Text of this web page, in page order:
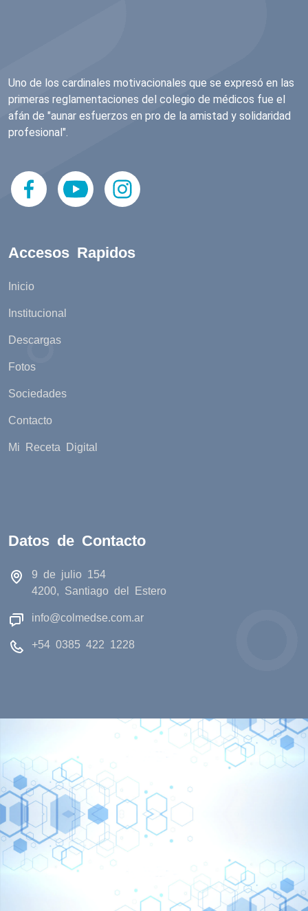
Uno de los cardinales motivacionales que se expresó en las
primeras reglamentaciones del colegio de médicos fue el
afán de "aunar esfuerzos en pro de la amistad y solidaridad
profesional".
Accesos Rapidos
Inicio
Institucional
Descargas
Fotos
Sociedades
Contacto
Mi Receta Digital
Datos de Contacto
9 de julio 154
4200, Santiago del Estero
info@colmedse.com.ar
+54 0385 422 1228